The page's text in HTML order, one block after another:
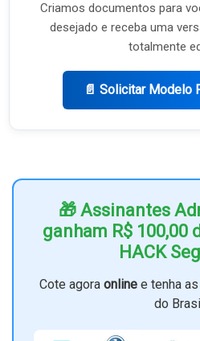
Criamos documentos para
desejado e receba uma
totalmente
📄 Solicitar Modelo
🎁 Assinantes
ganham R$ 100,00
HACK
Cote agora onlinee tenha
do